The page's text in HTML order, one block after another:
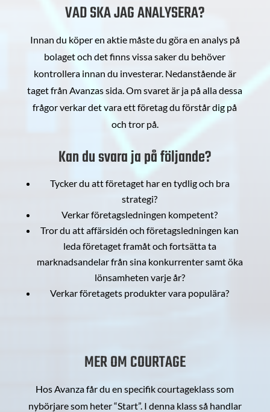
VAD SKA JAG ANALYSERA?
Innan du köper en aktie måste du göra en analys på
bolaget och det finns vissa saker du behöver
kontrollera innan du investerar. Nedanstående är
taget från Avanzas sida. Om svaret är ja på alla dessa
frågor verkar det vara ett företag du förstår dig på
och tror på.
Kan du svara ja på följande?
Tycker du att företaget har en tydlig och bra
strategi?
Verkar företagsledningen kompetent?
Tror du att affärsidén och företagsledningen kan
leda företaget framåt och fortsätta ta
marknadsandelar från sina konkurrenter samt öka
lönsamheten varje år?
Verkar företagets produkter vara populära?
MER OM COURTAGE
Hos Avanza får du en specifik courtageklass som
nybörjare som heter “Start”. I denna klass så handlar